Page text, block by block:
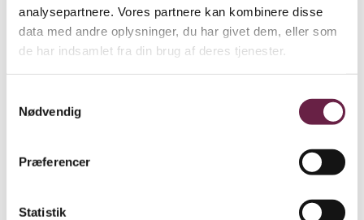
analysepartnere. Vores partnere kan kombinere disse
data med andre oplysninger, du har givet dem, eller som
de har indsamlet fra din brug af deres tjenester.
Nødvendig
Præferencer
Statistik
cashmeren. Det er det blødeste tæppe og den kradser ikke,
grundet blandingen med cashmeren. Den fine
uldkombination gør plaiden ekstra lun og behagelig. Med
en diskret nuanceforskel på for- og bagside og ecrufarvede
Str. S/M